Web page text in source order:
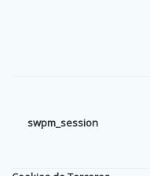
swpm_session